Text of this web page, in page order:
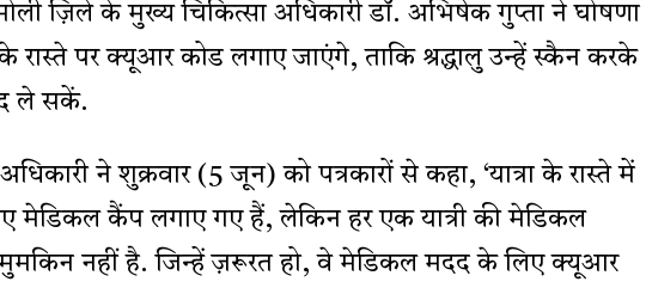
ज़िले के मुख्य चिकित्सा अधिकारी डॉ. अभिषेक गुप्ता ने घोषणा
के रास्ते पर क्यूआर कोड लगाए जाएंगे, ताकि श्रद्धालु उन्हें स्कैन करके
ले सकें.
ने शुक्रवार (5 जून) को पत्रकारों से कहा, ‘यात्रा के रास्ते में
मेडिकल कैंप लगाए गए हैं, लेकिन हर एक यात्री की मेडिकल
मुमकिन नहीं है. जिन्हें ज़रूरत हो, वे मेडिकल मदद के लिए क्यूआर